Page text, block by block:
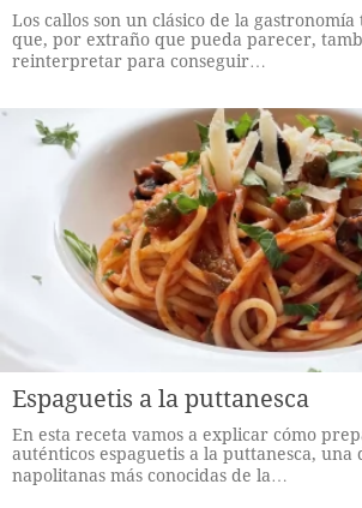
Los callos son un clásico de la
que, por extraño que pueda parecer,
reinterpretar para conseguir…
Espaguetis a la puttanesca
En esta receta vamos a explicar cómo
auténticos espaguetis a la puttanesca, una
napolitanas más conocidas de la…